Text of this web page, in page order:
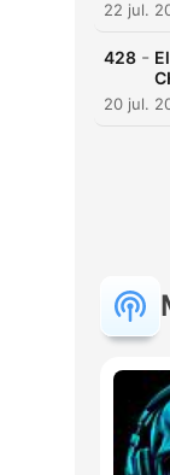
22 jul.
428 -
20 jul.